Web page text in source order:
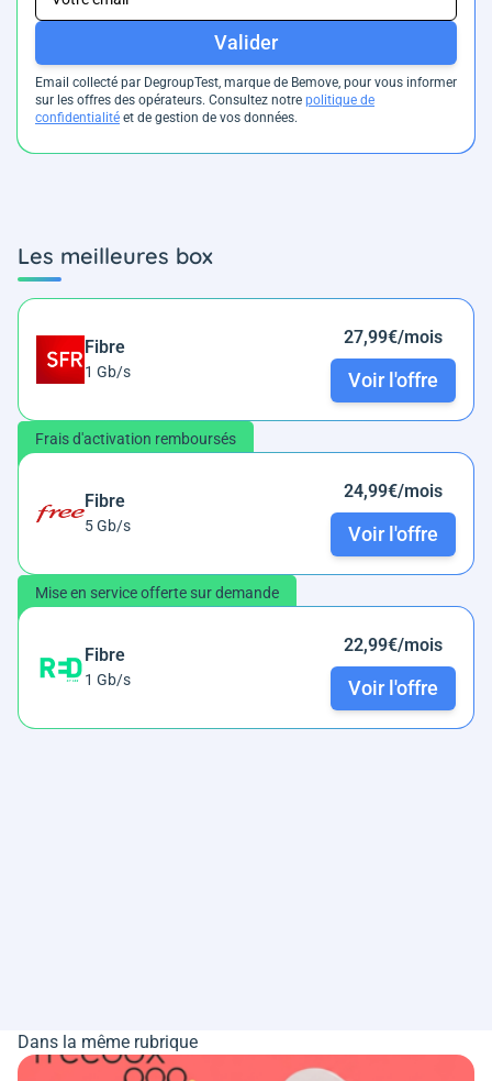
Valider
Email collecté par DegroupTest, marque de Bemove, pour vous informer
sur les offres des opérateurs. Consultez notre politique de
confidentialité et de gestion de vos données.
Les meilleures box
Fibre
1 Gb/s
27,99€/mois
Voir l'offre
Frais d'activation remboursés
Fibre
5 Gb/s
24,99€/mois
Voir l'offre
Mise en service offerte sur demande
Fibre
1 Gb/s
22,99€/mois
Voir l'offre
Dans la même rubrique